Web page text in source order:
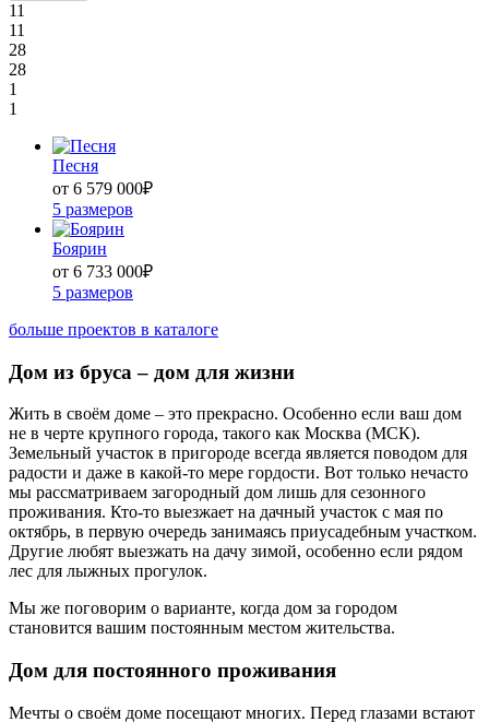
11
11
28
28
1
1
Песня
от 6 579 000₽
5 размеров
Боярин
от 6 733 000₽
5 размеров
больше проектов в каталоге
Дом из бруса ‒ дом для жизни
Жить в своём доме ‒ это прекрасно. Особенно если ваш дом
не в черте крупного города, такого как Москва (МСК).
Земельный участок в пригороде всегда является поводом для
радости и даже в какой-то мере гордости. Вот только нечасто
мы рассматриваем загородный дом лишь для сезонного
проживания. Кто-то выезжает на дачный участок с мая по
октябрь, в первую очередь занимаясь приусадебным участком.
Другие любят выезжать на дачу зимой, особенно если рядом
лес для лыжных прогулок.
Мы же поговорим о варианте, когда дом за городом
становится вашим постоянным местом жительства.
Дом для постоянного проживания
Мечты о своём доме посещают многих. Перед глазами встают